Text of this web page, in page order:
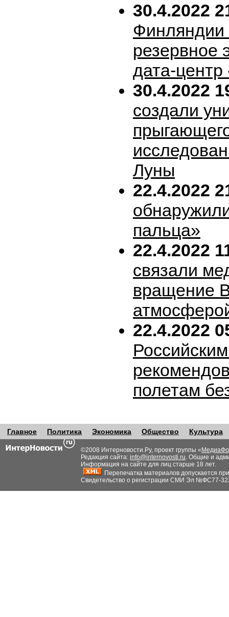
30.4.2022
резервное
дата-
30.4.2022
создали
Луны
22.4.2022
пальца»
22.4.2022
связали
вращение
22.4.2022
полетам
Главное Политика Экономика Общество Культура
©2008 Интерновости.Ру, проект группы «
Редакция сайта: info@internovosti.ru. Общие и
Информация на сайте для лиц старше 18 лет.
Перепечатка материалов допускается
Свидетельство о регистрации СМИ Эл №ФС77-